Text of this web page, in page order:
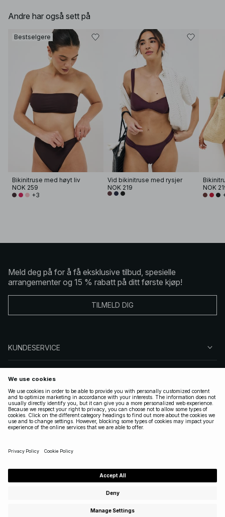
Andre har også sett på
Bestselgere
Bikinitruse med høyt liv
NOK 259
+3
Vid bikinitruse med rysjer
NOK 219
NOK
Meld deg på for å få eksklusive tilbud, spesielle
arrangementer og 15 % rabatt på ditt første kjøp!
TILMELD DIG
KUNDESERVICE
FØLG OSS
LOVLIG